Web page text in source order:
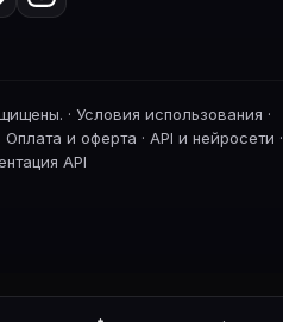
· Условия использования ·
Оплата и оферта · API и нейросети ·
API